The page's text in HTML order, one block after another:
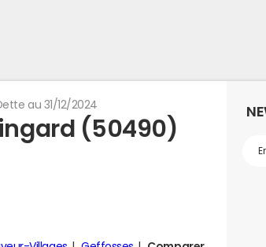
au 31/12/2024
(50490)